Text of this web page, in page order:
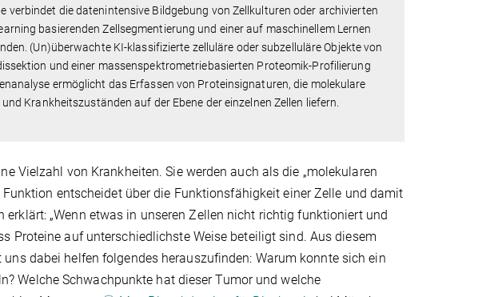
verbindet die datenintensive Bildgebung von Zellkulturen oder archivierten
basierenden Zellsegmentierung und einer auf maschinellem Lernen
(Un)überwachte KI-klassifizierte zelluläre oder subzelluläre Objekte von
und einer massenspektrometriebasierten Proteomik-Profilierung
ermöglicht das Erfassen von Proteinsignaturen, die molekulare
Krankheitszuständen auf der Ebene der einzelnen Zellen liefern.
Vielzahl von Krankheiten. Sie werden auch als die „molekularen
entscheidet über die Funktionsfähigkeit einer Zelle und damit
„Wenn etwas in unseren Zellen nicht richtig funktioniert und
Proteine auf unterschiedlichste Weise beteiligt sind. Aus diesem
dabei helfen folgendes herauszufinden: Warum konnte sich ein
Welche Schwachpunkte hat dieser Tumor und welche